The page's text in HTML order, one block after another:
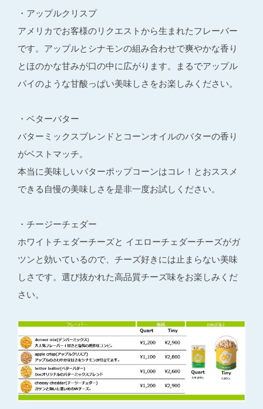
・アップルクリスプ
アメリカでお客様のリクエストから生まれたフレーバー
です。アップルとシナモンの組み合わせで爽やかな香り
とほのかな甘みが口の中に広がります。まるでアップル
パイのような甘酸っぱい美味しさをお楽しみください。
・ベターバター
バターミックスブレンドとコーンオイルのバターの香り
がベストマッチ。
本当に美味しいバターポップコーンはコレ！とおススメ
できる自慢の美味しさを是非一度お試しください。
・チージーチェダー
ホワイトチェダーチーズと イエローチェダーチーズがガ
ツンと効いているので、チーズ好きには止まらない美味
しさです。選び抜かれた高品質チーズ味をお楽しみくだ
さい。